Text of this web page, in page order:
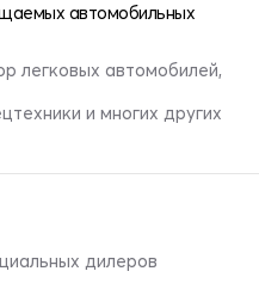
автомобильных
легковых автомобилей,
и многих других
дилеров